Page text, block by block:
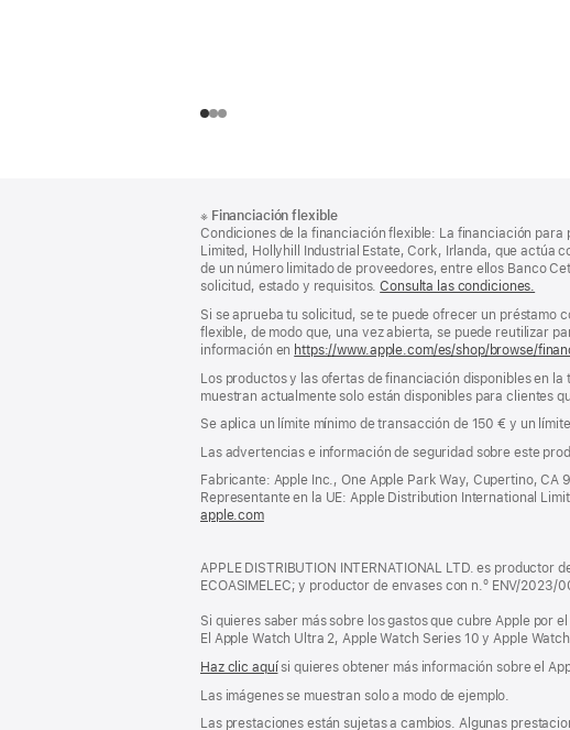
a
pie
de
página
al
pie
※ Financiación flexible
Condiciones de la financiación flexible: La financiación
Limited, Hollyhill Industrial Estate, Cork, Irlanda, que actúa
de un número limitado de proveedores, entre ellos Banco
solicitud, estado y requisitos.Consulta las condiciones.
Si se aprueba tu solicitud, se te puede ofrecer un préstamo
flexible, de modo que, una vez abierta, se puede reutilizar
información en https://www.apple.com/es/shop/browse/
Los productos y las ofertas de financiación disponibles en
muestran actualmente solo están disponibles para clientes
Se aplica un límite mínimo de transacción de 150 € y un
Las advertencias e información de seguridad sobre este
Fabricante: Apple Inc., One Apple Park Way, Cupertino, CA
Representante en la UE: Apple Distribution International
apple.com(se
una
ventana
APPLE DISTRIBUTION INTERNATIONAL LTD. es productor
ECOASIMELEC; y productor de envases con n.º ENV/
Si quieres saber más sobre los gastos que cubre Apple por
El Apple Watch Ultra 2, Apple Watch Series 10 y Apple
Haz clic aquísi quieres obtener más información sobre el
Las imágenes se muestran solo a modo de ejemplo.
Las prestaciones están sujetas a cambios. Algunas